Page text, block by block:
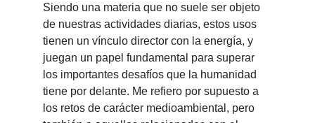
Siendo una materia que no suele ser objeto
de nuestras actividades diarias, estos usos
tienen un vín­culo director con la energía, y
juegan un papel fundamental para superar
los importantes desafíos que la humanidad
tiene por delante. Me refiero por supuesto a
los retos de carácter medioambiental, pero